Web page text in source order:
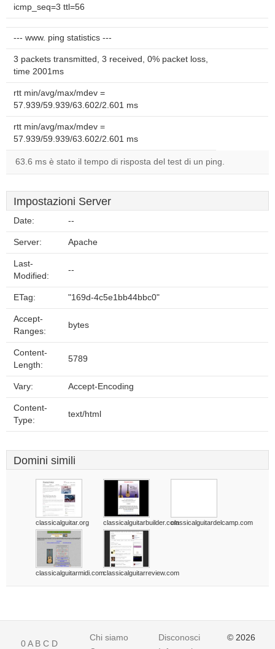
icmp_seq=3 ttl=56
--- www. ping statistics ---
3 packets transmitted, 3 received, 0% packet loss,
time 2001ms
rtt min/avg/max/mdev =
57.939/59.939/63.602/2.601 ms
rtt min/avg/max/mdev =
57.939/59.939/63.602/2.601 ms
63.6 ms è stato il tempo di risposta del test di un ping.
Impostazioni Server
Date: --
Server: Apache
Last-
Modified:
--
ETag: "169d-4c5e1bb44bbc0"
Accept-
Ranges:
bytes
Content-
Length:
5789
Vary: Accept-Encoding
Content-
Type:
text/html
Domini simili
classicalguitar.org classicalguitarbuilder.comclassicalguitardelcamp.com
classicalguitarmidi.comclassicalguitarreview.com
0A B C D
Chi siamo
Disconoscimento
© 2026